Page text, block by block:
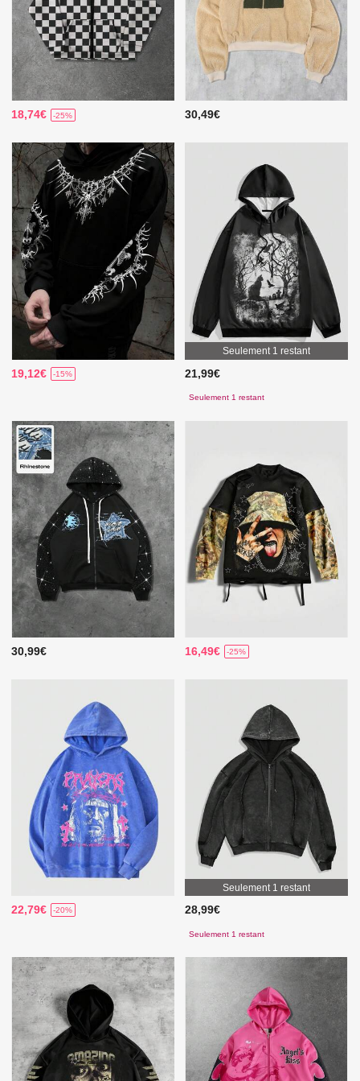
18,74€ -25% 30,49€
19,12€ -15%
Seulement 1 restant
21,99€
Seulement 1 restant
30,99€ 16,49€ -25%
22,79€ -20%
Seulement 1 restant
28,99€
Seulement 1 restant